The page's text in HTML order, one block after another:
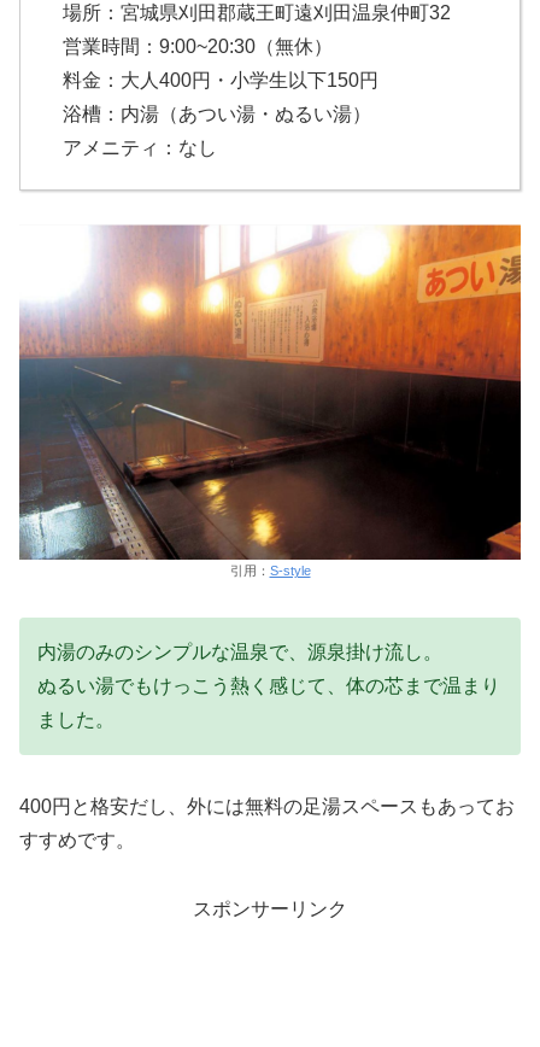
場所：宮城県刈田郡蔵王町遠刈田温泉仲町32
営業時間：9:00~20:30（無休）
料金：大人400円・小学生以下150円
浴槽：内湯（あつい湯・ぬるい湯）
アメニティ：なし
引用： S-style
内湯のみのシンプルな温泉で、源泉掛け流し。
ぬるい湯でもけっこう熱く感じて、体の芯まで温まり
ました。
400円と格安だし、外には無料の足湯スペースもあってお
すすめです。
スポンサーリンク